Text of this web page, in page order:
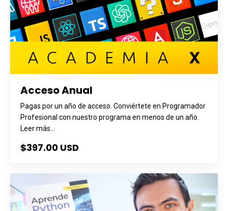
Acceso Anual
Pagas por un año de acceso. Conviértete en Programador
Profesional con nuestro programa en menos de un año.
Leer más...
$397.00 USD